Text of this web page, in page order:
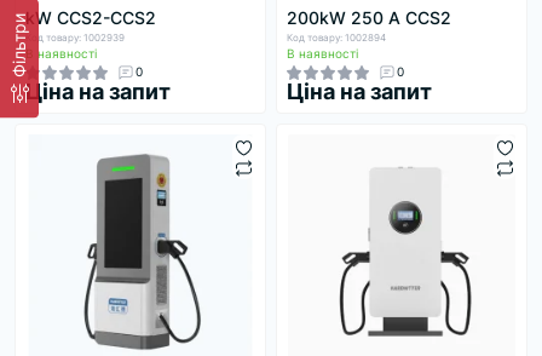
ФільтриkW CCS2-CCS2
Код товару: 1002939
В наявності
0
Ціна на запит
200kW 250 А CCS2
Код товару: 1002894
В наявності
0
Ціна на запит